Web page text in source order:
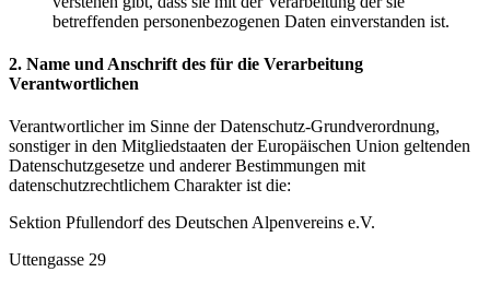
betreffenden personenbezogenen Daten einverstanden ist.
2. Name und Anschrift des für die Verarbeitung
Verantwortlichen
Verantwortlicher im Sinne der Datenschutz-Grundverordnung,
sonstiger in den Mitgliedstaaten der Europäischen Union geltenden
Datenschutzgesetze und anderer Bestimmungen mit
datenschutzrechtlichem Charakter ist die:
Sektion Pfullendorf des Deutschen Alpenvereins e.V.
Uttengasse 29